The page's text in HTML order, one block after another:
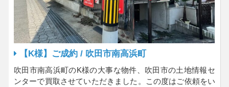
【K様】ご成約 / 吹田市南高浜町
吹田市南高浜町のK様の大事な物件、吹田市の土地情報セ
ンターで買取させていただきました。この度はご依頼をい